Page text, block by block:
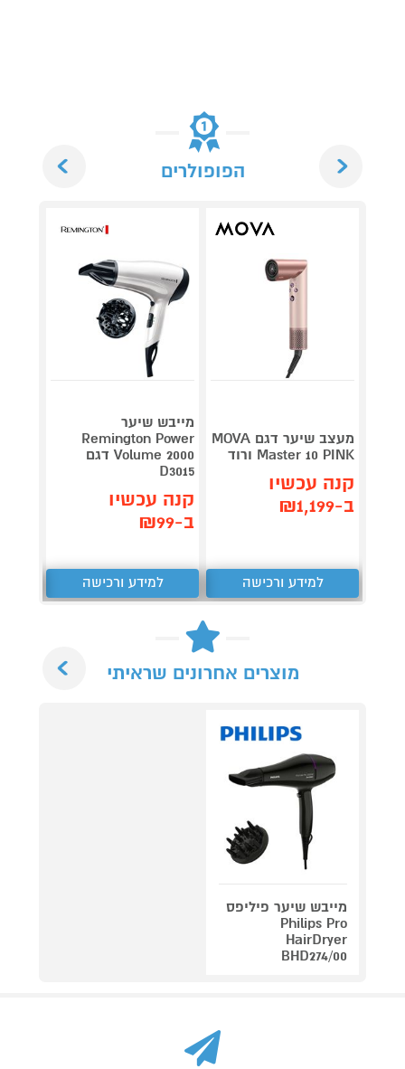
הפופולרים
מעצב שיער דגם MOVA
Master 10 PINK ורוד
קנה עכשיו
ב-₪1,199
למידע ורכישה
מייבש שיער
Remington Power
Volume 2000 דגם
D3015
קנה עכשיו
ב-₪99
למידע ורכישה
מוצרים אחרונים שראיתי
מייבש שיער פיליפס
Philips Pro
HairDryer
BHD274/00